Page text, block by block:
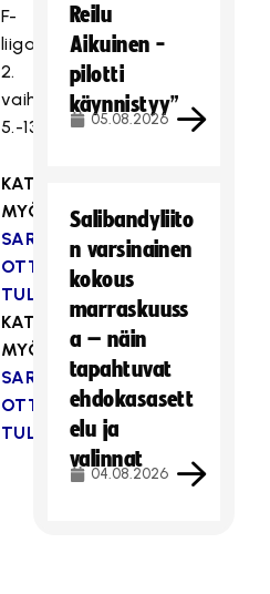
F-
liigakarsinnat
2.
vaihe
5.-13.4.2025
KATSO
MYÖS
NAISTEN
SARJAN
OTTELUOHJELMA
TULOSPALVELUSSA
KATSO
MYÖS:
MIESTEN
SARJAN
OTTELUOHJELMA
TULOSPALVELUSSA
Reilu
Aikuinen -
pilotti
käynnistyy”
05.08.2026
Salibandyliito
n varsinainen
kokous
marraskuuss
a – näin
tapahtuvat
ehdokasasett
elu ja
valinnat
04.08.2026